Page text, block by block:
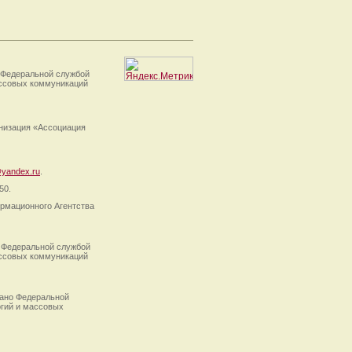
службой
коммуникаций
«Ассоциация
Агентства
службой
коммуникаций
Федеральной
и массовых